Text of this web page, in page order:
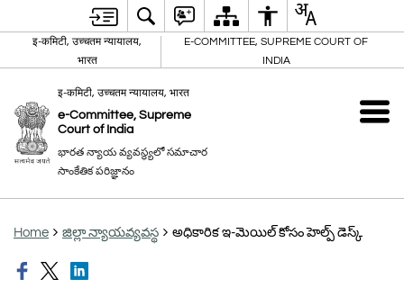
इ-कमिटी, उच्चतम न्यायालय,
भारत
E-COMMITTEE, SUPREME COURT OF
INDIA
इ-कमिटी, उच्चतम न्यायालय, भारत
e-Committee, Supreme
Court of India
భారత న్యాయ వ్యవస్థ్యలో సమాచార
సాంకేతిక పరిజ్ఞానం
Home జిల్లా న్యాయవ్యవస్థ అధికారిక ఇ-మెయిల్ కోసం హెల్ప్ డెస్క్